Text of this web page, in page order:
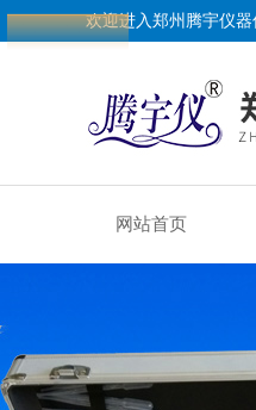
欢迎进入郑州腾宇仪器
网站首页